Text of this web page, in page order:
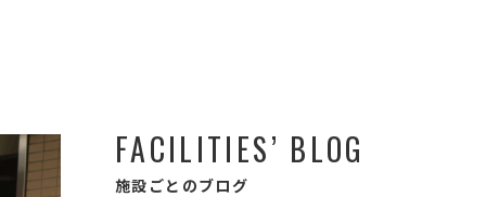
FACILITIES’ BLOG
施設ごとのブログ